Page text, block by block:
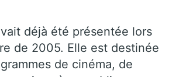
déjà été présentée lors
de 2005. Elle est destinée
de cinéma, de